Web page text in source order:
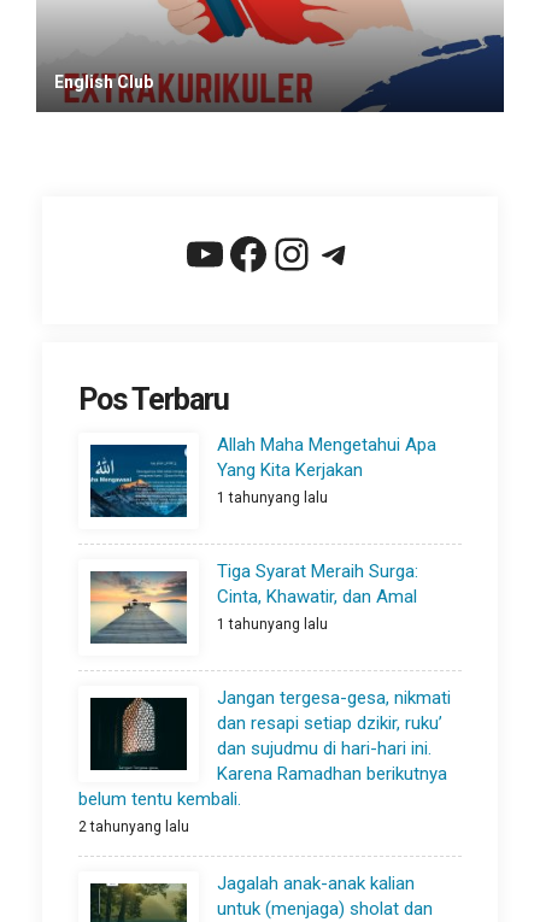
English Club
YouTube
Facebook
Instagram
Telegram
Pos Terbaru
Allah Maha Mengetahui Apa
Yang Kita Kerjakan
1 tahunyang lalu
Tiga Syarat Meraih Surga:
Cinta, Khawatir, dan Amal
1 tahunyang lalu
Jangan tergesa-gesa, nikmati
dan resapi setiap dzikir, ruku’
dan sujudmu di hari-hari ini.
Karena Ramadhan berikutnya
belum tentu kembali.
2 tahunyang lalu
Jagalah anak-anak kalian
untuk (menjaga) sholat dan